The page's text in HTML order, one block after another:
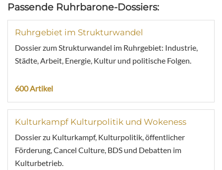
Passende Ruhrbarone-Dossiers:
Ruhrgebiet im Strukturwandel
Dossier zum Strukturwandel im Ruhrgebiet: Industrie,
Städte, Arbeit, Energie, Kultur und politische Folgen.
600 Artikel
Kulturkampf Kulturpolitik und Wokeness
Dossier zu Kulturkampf, Kulturpolitik, öffentlicher
Förderung, Cancel Culture, BDS und Debatten im
Kulturbetrieb.